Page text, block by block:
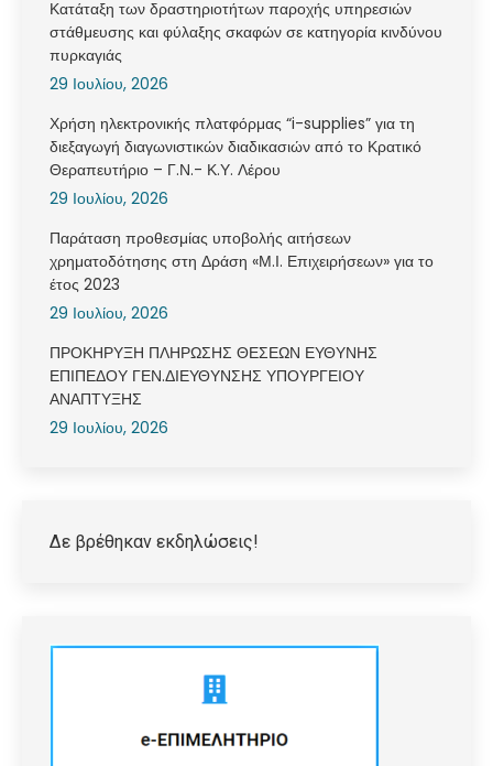
Κατάταξη των δραστηριοτήτων παροχής υπηρεσιών
στάθμευσης και φύλαξης σκαφών σε κατηγορία κινδύνου
πυρκαγιάς
29 Ιουλίου, 2026
Χρήση ηλεκτρονικής πλατφόρμας “i-supplies” για τη
διεξαγωγή διαγωνιστικών διαδικασιών από το Κρατικό
Θεραπευτήριο – Γ.Ν.- Κ.Υ. Λέρου
29 Ιουλίου, 2026
Παράταση προθεσμίας υποβολής αιτήσεων
χρηματοδότησης στη Δράση «Μ.Ι. Επιχειρήσεων» για το
έτος 2023
29 Ιουλίου, 2026
ΠΡΟΚΗΡΥΞΗ ΠΛΗΡΩΣΗΣ ΘΕΣΕΩΝ ΕΥΘΥΝΗΣ
ΕΠΙΠΕΔΟΥ ΓΕΝ.ΔΙΕΥΘΥΝΣΗΣ ΥΠΟΥΡΓΕΙΟΥ
ΑΝΑΠΤΥΞΗΣ
29 Ιουλίου, 2026
Δε βρέθηκαν εκδηλώσεις!